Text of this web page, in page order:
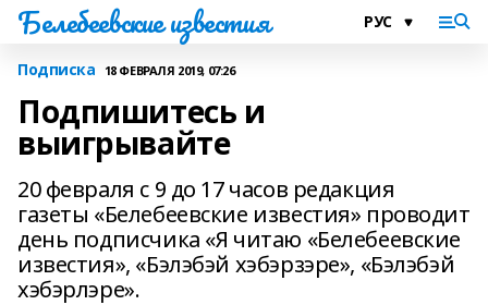
Белебеевские известия
Подписка 18 ФЕВРАЛЯ 2019, 07:26
Подпишитесь и
выигрывайте
20 февраля с 9 до 17 часов редакция
газеты «Белебеевские известия» проводит
день подписчика «Я читаю «Белебеевские
известия», «Бэлэбэй хэбэрзэре», «Бэлэбэй
хэбэрлэре».